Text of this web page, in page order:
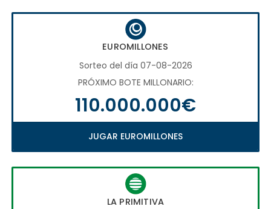
EUROMILLONES
Sorteo del día 07-08-2026
PRÓXIMO BOTE MILLONARIO:
110.000.000€
JUGAR EUROMILLONES
LA PRIMITIVA